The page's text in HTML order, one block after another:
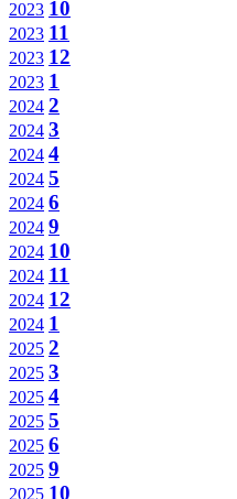
2023 10
2023 11
2023 12
2023 1
2024 2
2024 3
2024 4
2024 5
2024 6
2024 9
2024 10
2024 11
2024 12
2024 1
2025 2
2025 3
2025 4
2025 5
2025 6
2025 9
2025 10